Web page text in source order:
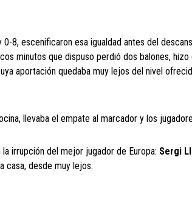
8, escenificaron esa igualdad antes del
minutos que dispuso perdió dos balones,
aportación quedaba muy lejos del nivel
llevaba el empate al marcador y los
irrupción del mejor jugador de Europa: Sergi
casa, desde muy lejos.